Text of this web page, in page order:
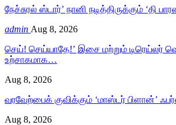
நேச்சுரல் ஸ்டார்’ நானி நடித்திருக்கும் ‘தி
admin Aug 8, 2026
செய்! செய்யாதே!’ இசை மற்றும் டிரெய்லர்
உற்சாகமாக…
Aug 8, 2026
வரவேற்பைக் குவிக்கும் ‘மாஸ்டர் பிளான்’
Aug 8, 2026